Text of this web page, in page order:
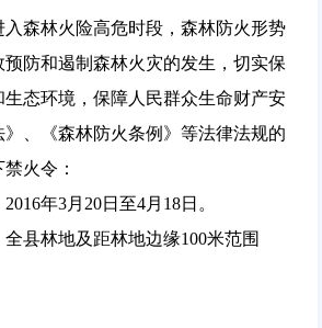
森林火险高危时段，森林防火形势
防和遏制森林火灾的发生，切实保
态环境，保障人民群众生命财产安
、《森林防火条例》等法律法规的
火令：
年3月20日至4月18日。
县林地及距林地边缘100米范围